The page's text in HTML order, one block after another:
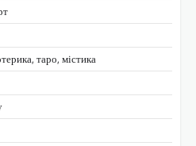
таро, містика